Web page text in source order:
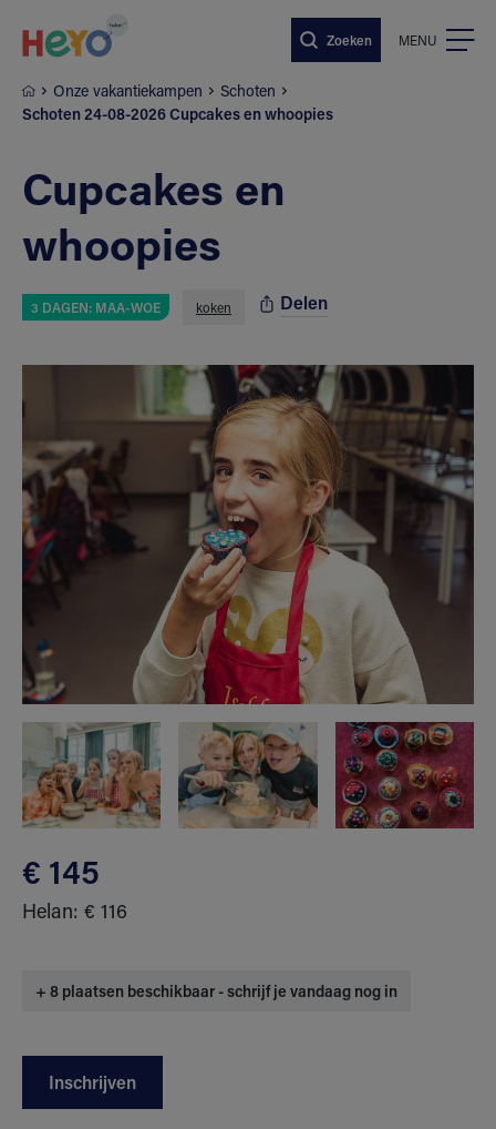
Zoeken MENU
Onze vakantiekampen
Schoten
Schoten 24-08-2026 Cupcakes en whoopies
Cupcakes en
whoopies
3 DAGEN: MAA-WOE koken Delen
€ 145
Helan: € 116
+ 8 plaatsen beschikbaar - schrijf je vandaag nog in
Inschrijven